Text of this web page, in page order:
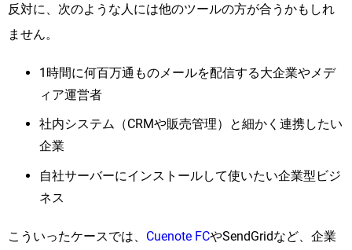
反対に、次のような人には他のツールの方が合うかもしれ
ません。
1時間に何百万通ものメールを配信する大企業やメデ
ィア運営者
社内システム（CRMや販売管理）と細かく連携したい
企業
自社サーバーにインストールして使いたい企業型ビジ
ネス
こういったケースでは、 Cuenote FCやSendGridなど、企業